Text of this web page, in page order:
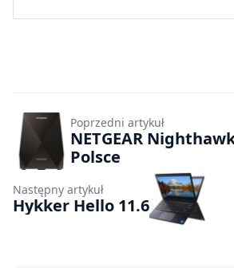
Poprzedni artykuł
NETGEAR
Polsce
Następny artykuł
Hykker Hello 11.6